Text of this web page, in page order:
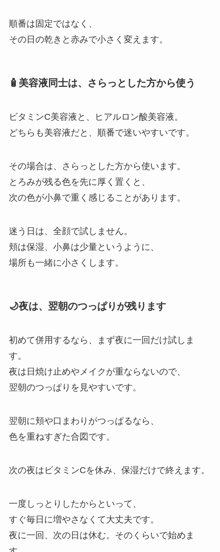
順番は固定ではなく、
その日の乾きと赤みで小さく変えます。
🧴美容液同士は、さらっとした方から使う
ビタミンC美容液と、ヒアルロン酸美容液。
どちらも美容液だと、順番で迷いやすいです。
その場合は、さらっとした方から使います。
とろみが残る色を先に厚く置くと、
次の色が小鼻で重く感じることがあります。
迷う日は、全顔で試しません。
頬は保湿、小鼻は少量というように、
場所も一緒に小さくします。
🌙夜は、翌朝のつっぱりが残ります
初めて併用するなら、まず夜に一回だけ試しま
す。
夜は日焼け止めやメイクが重ならないので、
翌朝のつっぱりを見やすいです。
翌朝に頬や口まわりがつっぱるなら、
色を重ねすぎた合図です。
次の夜はビタミンCを休み、保湿だけで終えます。
一度しっとりしたからといって、
すぐ毎日に増やさなくて大丈夫です。
夜に一回、次の日は休む。そのくらいで始めま